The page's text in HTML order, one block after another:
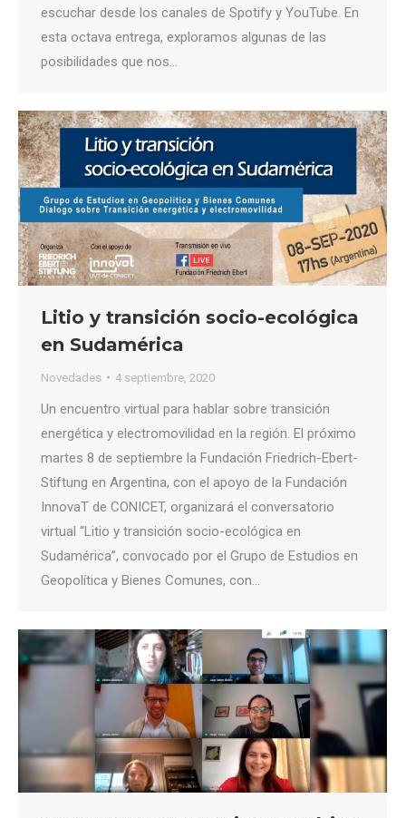
escuchar desde los canales de Spotify y YouTube. En
esta octava entrega, exploramos algunas de las
posibilidades que nos…
Litio y transición socio-ecológica
en Sudamérica
Novedades 4 septiembre, 2020
Un encuentro virtual para hablar sobre transición
energética y electromovilidad en la región. El próximo
martes 8 de septiembre la Fundación Friedrich-Ebert-
Stiftung en Argentina, con el apoyo de la Fundación
InnovaT de CONICET, organizará el conversatorio
virtual “Litio y transición socio-ecológica en
Sudamérica”, convocado por el Grupo de Estudios en
Geopolítica y Bienes Comunes, con…